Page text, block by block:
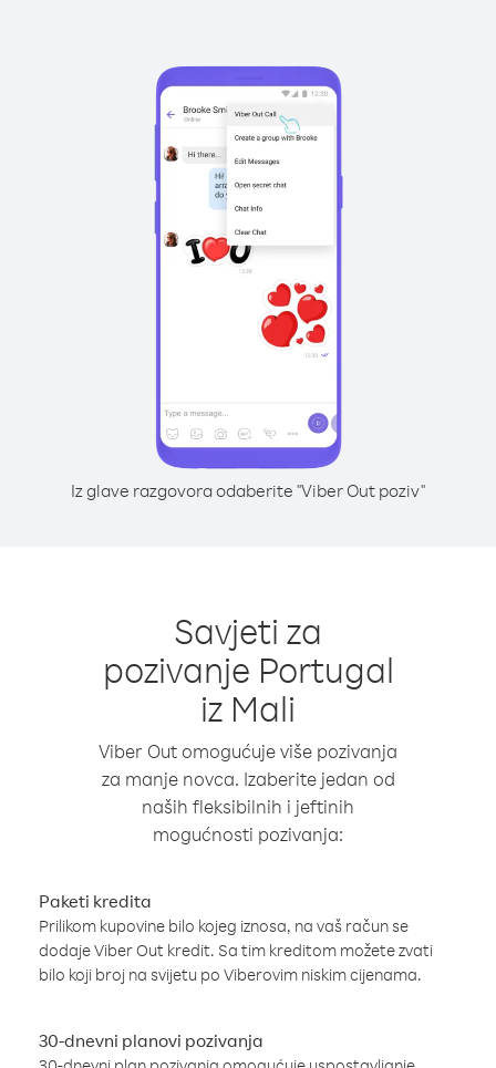
Iz glave razgovora odaberite "Viber Out poziv"
Savjeti za
pozivanje Portugal
iz Mali
Viber Out omogućuje više pozivanja
za manje novca. Izaberite jedan od
naših fleksibilnih i jeftinih
mogućnosti pozivanja:
Paketi kredita
Prilikom kupovine bilo kojeg iznosa, na vaš račun se
dodaje Viber Out kredit. Sa tim kreditom možete zvati
bilo koji broj na svijetu po Viberovim niskim cijenama.
30-dnevni planovi pozivanja